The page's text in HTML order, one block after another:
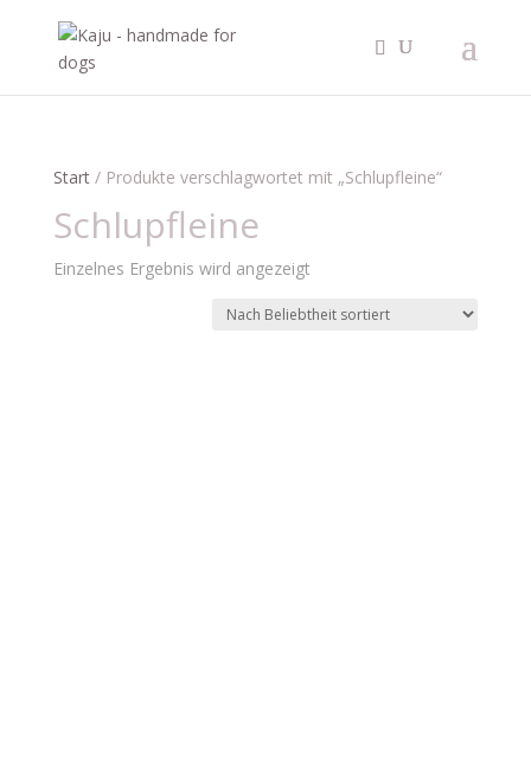
Start/ Produkte verschlagwortet mit „Schlupfleine“
Schlupfleine
Einzelnes Ergebnis wird angezeigt